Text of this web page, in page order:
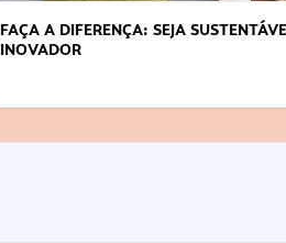
APRENDA A GERENCIAR O SEU TEMPO